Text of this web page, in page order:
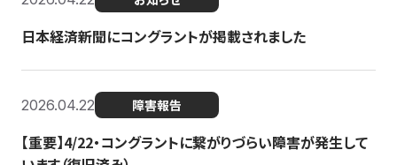
日本経済新聞にコングラントが掲載されました
2026.04.22 障害報告
【重要】4/22・コングラントに繋がりづらい障害が発生して